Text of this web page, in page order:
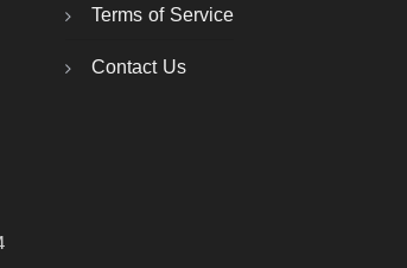
Terms of Service
Contact Us